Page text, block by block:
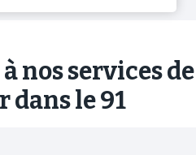
nos services de
dans le 91